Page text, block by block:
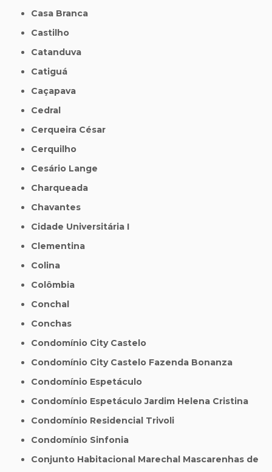
Casa Branca
Castilho
Catanduva
Catiguá
Caçapava
Cedral
Cerqueira César
Cerquilho
Cesário Lange
Charqueada
Chavantes
Cidade Universitária I
Clementina
Colina
Colômbia
Conchal
Conchas
Condomínio City Castelo
Condomínio City Castelo Fazenda Bonanza
Condomínio Espetáculo
Condomínio Espetáculo Jardim Helena Cristina
Condomínio Residencial Trivoli
Condomínio Sinfonia
Conjunto Habitacional Marechal Mascarenhas de